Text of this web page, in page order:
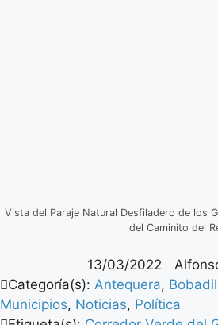
Vista del Paraje Natural Desfiladero de los
del Caminito del
13/03/2022
Categoría(s): Antequera,
Municipios, Noticias, Política